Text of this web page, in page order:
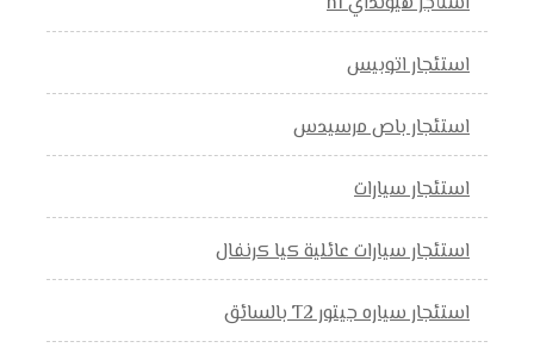
استئجار اتوبيس
استئجار باص مرسيدس
استئجار سيارات
استئجار سيارات عائلية كيا كرنفال
استئجار سياره جيتور T2 بالسائق